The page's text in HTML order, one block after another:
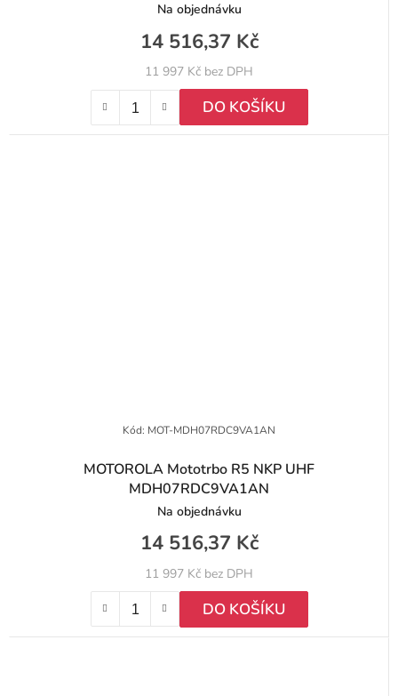
Na objednávku
11 997 Kč bez DPH
14 516,37 Kč
DO KOŠÍKU
MOTOROLA Mototrbo R5 NKP UHF
MDH07RDC9VA1AN
Na objednávku
11 997 Kč bez DPH
14 516,37 Kč
DO KOŠÍKU
Kód: MOT-MDH07RDC9VA1AN